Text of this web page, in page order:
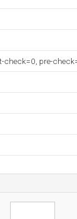
check=0, pre-